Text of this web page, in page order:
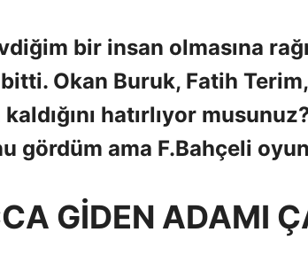
bir insan olmasına
Okan Buruk, Fatih
hatırlıyor
gördüm ama F.Bahçeli
GİDEN ADAMI